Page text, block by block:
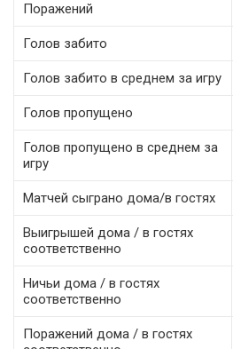
Поражений
Голов забито
Голов забито в среднем за игру
Голов пропущено
Голов пропущено в среднем за
игру
Матчей сыграно дома/в гостях
Выигрышей дома / в гостях
соответственно
Ничьи дома / в гостях
соответственно
Поражений дома / в гостях